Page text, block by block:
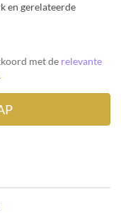
en gerelateerde
met de relevante